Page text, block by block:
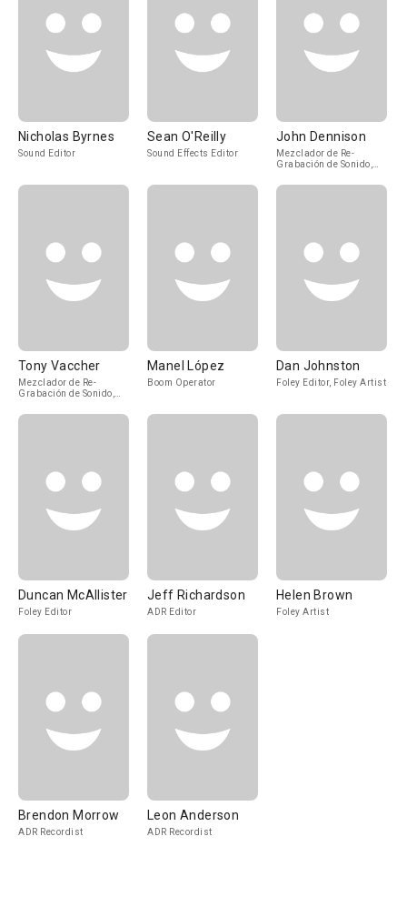
Nicholas Byrnes
Sound Editor
Sean O'Reilly
Sound Effects Editor
John Dennison
Mezclador de Re-
Grabación de Sonido,
Tony Vaccher
Mezclador de Re-
Grabación de Sonido,
Manel López
Boom Operator
Dan Johnston
Foley Editor, Foley Artist
Duncan McAllister
Foley Editor
Jeff Richardson
ADR Editor
Helen Brown
Foley Artist
Brendon Morrow
ADR Recordist
Leon Anderson
ADR Recordist